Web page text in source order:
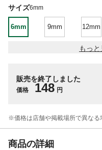
サイズ6mm
6mm 9mm 12mm
もっ
販売を終了しました
価格 148 円
※価格は​店舗や​掲載場所で​異なる​
商品の詳細